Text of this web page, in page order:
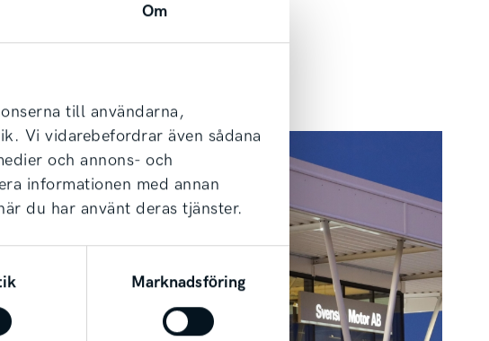
Om
till användarna,
Vi vidarebefordrar även sådana
och annons- och
informationen med annan
du har använt deras tjänster.
Marknadsföring